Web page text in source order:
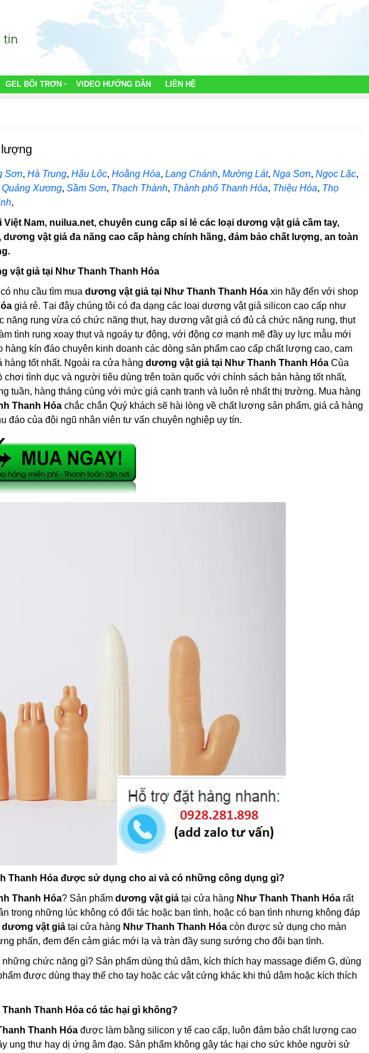
GEL BÔI TRƠN VIDEO HƯỚNG DẪN LIÊN HỆ
Sơn, Hà Trung, Hậu Lộc, Hoằng Hóa, Lang Chánh, Mường Lát, Nga Sơn, Ngọc Lặc,
Quảng Xương, Sầm Sơn, Thạch Thành, Thành phố Thanh Hóa, Thiệu Hóa, Thọ
,
Nam, nuilua.net, chuyên cung cấp sỉ lẻ các loại dương vật giả cầm tay,
vật giả đa năng cao cấp hàng chính hãng, đảm bảo chất lượng, an toàn
vật giả tại Như Thanh Thanh Hóa
nhu cầu tìm mua dương vật giả tại Như Thanh Thanh Hóaxin hãy đến với shop
giá rẻ. Tại đây chúng tôi có đa dạng các loại dương vật giả silicon cao cấp như
rung vừa có chức năng thụt, hay dương vật giả có đủ cả chức năng rung, thụt
tình rung xoay thụt và ngoáy tự động, với động cơ mạnh mẽ đầy uy lực mẫu mới
hàng kín đáo chuyên kinh doanh các dòng sản phẩm cao cấp chất lượng cao, cam
tốt nhất. Ngoài ra cửa hàng dương vật giả tại Như Thanh Thanh HóaCủa
tình dục và người tiêu dùng trên toàn quốc với chính sách bán hàng tốt nhất,
tuần, hàng tháng cùng với mức giá cạnh tranh và luôn rẻ nhất thị trường. Mua hàng
Thanh Hóachắc chắn Quý khách sẽ hài lòng về chất lượng sản phẩm, giá cả hàng
đáo của đội ngũ nhân viên tư vấn chuyên nghiệp uy tín.
Thanh Hóa được sử dụng cho ai và có những công dụng gì?
Thanh Hóa? Sản phẩm dương vật giảtại cửa hàng Như Thanh Thanh Hóarất
trong những lúc không có đối tác hoặc bạn tình, hoặc có bạn tình nhưng không đáp
dương vật giảtại cửa hàng Như Thanh Thanh Hóacòn được sử dụng cho màn
phấn, đem đến cảm giác mới lạ và tràn đầy sung sướng cho đôi bạn tình.
chức năng gì? Sản phẩm dùng thủ dâm, kích thích hay massage điểm G, dùng
được dùng thay thế cho tay hoặc các vật cứng khác khi thủ dâm hoặc kích thích
Thanh Hóa có tác hại gì không?
Thanh Hóađược làm bằng silicon y tế cao cấp, luôn đảm bảo chất lượng cao
ung thư hay dị ứng âm đạo. Sản phẩm không gây tác hại cho sức khỏe người sử